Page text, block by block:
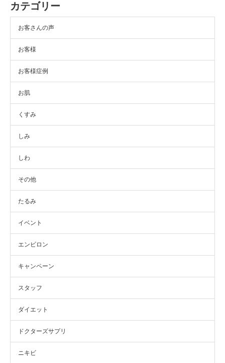
カテゴリー
お客さんの声
お客様
お客様症例
お肌
くすみ
しみ
しわ
その他
たるみ
イベント
エンビロン
キャンペーン
スタッフ
ダイエット
ドクターズサプリ
ニキビ